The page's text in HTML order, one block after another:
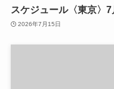
スケジュール〈東京〉7
2026年7月15日